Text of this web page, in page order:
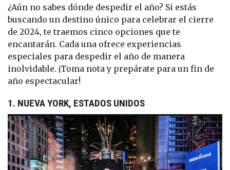
¿Aún no sabes dónde despedir el año? Si estás
buscando un destino único para celebrar el cierre
de 2024, te traemos cinco opciones que te
encantarán. Cada una ofrece experiencias
especiales para despedir el año de manera
inolvidable. ¡Toma nota y prepárate para un fin de
año espectacular!
1. NUEVA YORK, ESTADOS UNIDOS